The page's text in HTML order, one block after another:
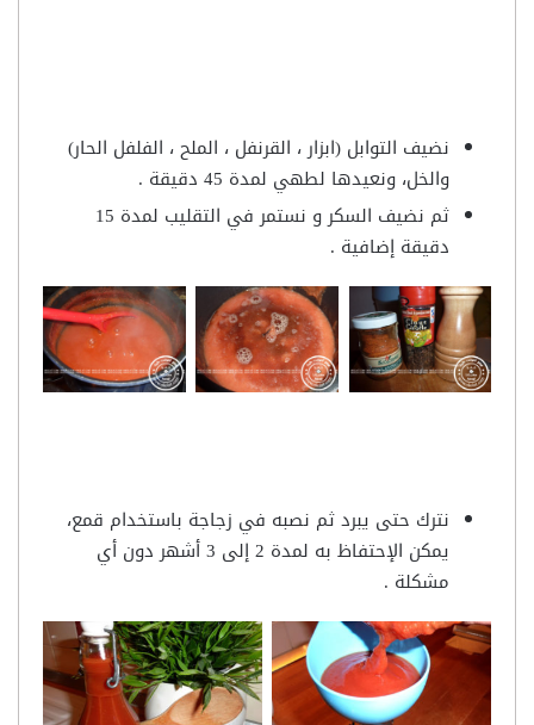
نضيف التوابل (ابزار ، القرنفل ، الملح ، الفلفل الحار)
والخل، ونعيدها لطهي لمدة 45 دقيقة .
ثم نضيف السكر و نستمر في التقليب لمدة 15
دقيقة إضافية .
نترك حتى يبرد ثم نصبه في زجاجة باستخدام قمع،
يمكن الإحتفاظ به لمدة 2 إلى 3 أشهر دون أي
مشكلة .